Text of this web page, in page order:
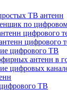
ТВ антенн
по
цифрового
цифрового
цифрового ТВ
антенн в
цифровых
ТВ